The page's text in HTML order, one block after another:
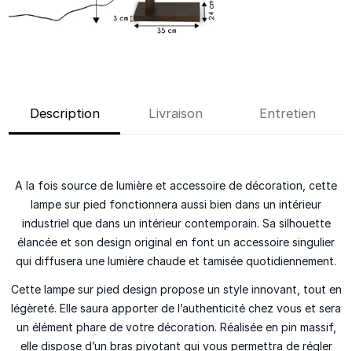
Description Livraison Entretien
A la fois source de lumière et accessoire de décoration, cette
lampe sur pied fonctionnera aussi bien dans un intérieur
industriel que dans un intérieur contemporain. Sa silhouette
élancée et son design original en font un accessoire singulier
qui diffusera une lumière chaude et tamisée quotidiennement.
Cette lampe sur pied design propose un style innovant, tout en
légèreté. Elle saura apporter de l’authenticité chez vous et sera
un élément phare de votre décoration. Réalisée en pin massif,
elle dispose d’un bras pivotant qui vous permettra de régler